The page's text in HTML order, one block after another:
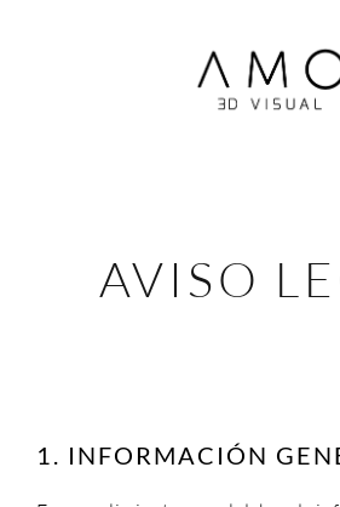
AVISO
1. INFORMACIÓN